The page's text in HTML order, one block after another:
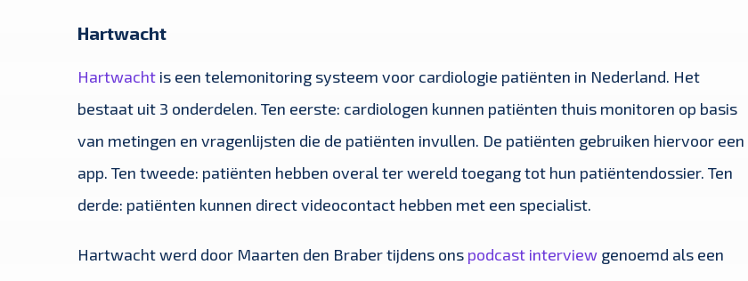
Hartwacht
Hartwachtis een telemonitoring systeem voor cardiologie patiënten in Nederland. Het
bestaat uit 3 onderdelen. Ten eerste: cardiologen kunnen patiënten thuis monitoren op basis
van metingen en vragenlijsten die de patiënten invullen. De patiënten gebruiken hiervoor een
app. Ten tweede: patiënten hebben overal ter wereld toegang tot hun patiëntendossier. Ten
derde: patiënten kunnen direct videocontact hebben met een specialist.
Hartwacht werd door Maarten den Braber tijdens ons podcast interviewgenoemd als een